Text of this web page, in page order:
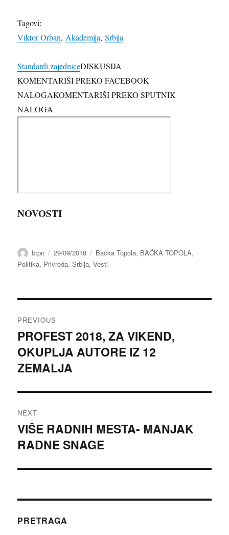
Tagovi:
Viktor Orban, Akademija,Srbija
Standardi zajedniceDISKUSIJA
KOMENTARIŠI PREKO FACEBOOK
NALOGAKOMENTARIŠI PREKO SPUTNIK
NALOGA
NOVOSTI
Author
btpn
Posted
on
29/09/2018 Categories
Bačka Topola, BAČKA TOPOLA,
Politika, Privreda,Srbija,Vesti
navigation
PREVIOUS
Previous
post:
PROFEST 2018, ZA VIKEND,
OKUPLJA AUTORE IZ 12
ZEMALJA
NEXT
Next
post:
VIŠE RADNIH MESTA- MANJAK
RADNE SNAGE
PRETRAGA